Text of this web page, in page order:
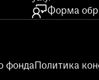
Форма
фонда Политика